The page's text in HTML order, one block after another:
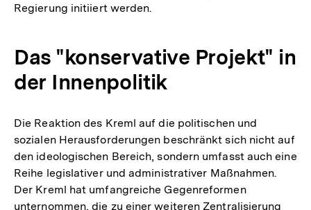
Regierung initiiert werden.
Das "konservative Projekt" in
der Innenpolitik
Die Reaktion des Kreml auf die politischen und
sozialen Herausforderungen beschränkt sich nicht auf
den ideologischen Bereich, sondern umfasst auch eine
Reihe legislativer und administrativer Maßnahmen.
Der Kreml hat umfangreiche Gegenreformen
unternommen, die zu einer weiteren Zentralisierung